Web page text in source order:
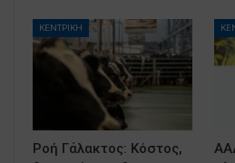
ΚΕΝΤΡΙΚΗ
Ροή Γάλακτος: Κόστος,